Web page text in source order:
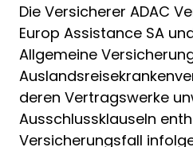
Die Versicherer ADAC
Europ Assistance SA
Allgemeine
deren Vertragswerke
Ausschlussklauseln
Versicherungsfall